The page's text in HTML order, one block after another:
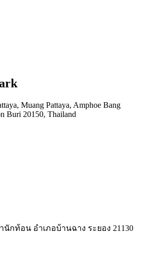
Muang Pattaya, Amphoe Bang
Buri 20150, Thailand
ำนักท้อน อำเภอบ้านฉาง ระยอง 21130